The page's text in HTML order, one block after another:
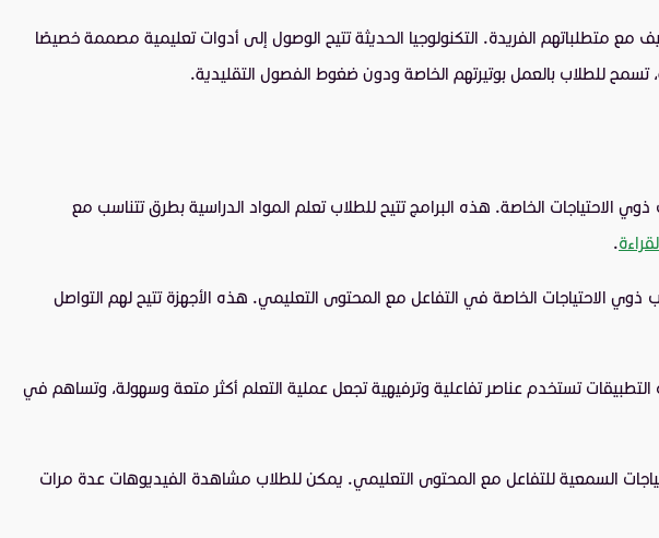
مع متطلباتهم الفريدة. التكنولوجيا الحديثة تتيح الوصول إلى أدوات تعليمية مصممة خصيصًا
للطلاب بالعمل بوتيرتهم الخاصة ودون ضغوط الفصول التقليدية.
الاحتياجات الخاصة. هذه البرامج تتيح للطلاب تعلم المواد الدراسية بطرق تتناسب مع
.
ذوي الاحتياجات الخاصة في التفاعل مع المحتوى التعليمي. هذه الأجهزة تتيح لهم التواصل
التطبيقات تستخدم عناصر تفاعلية وترفيهية تجعل عملية التعلم أكثر متعة وسهولة، وتساهم في
السمعية للتفاعل مع المحتوى التعليمي. يمكن للطلاب مشاهدة الفيديوهات عدة مرات